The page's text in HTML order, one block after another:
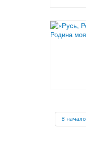
В начало